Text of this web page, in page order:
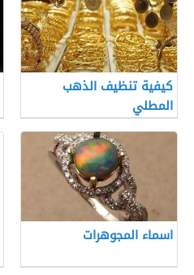
كيفية تنظيف الذهب
المطلي
اسماء المجوهرات